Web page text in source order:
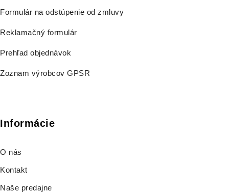
Formulár na odstúpenie od zmluvy
Reklamačný formulár
Prehľad objednávok
Zoznam výrobcov GPSR
Informácie
O nás
Kontakt
Naše predajne